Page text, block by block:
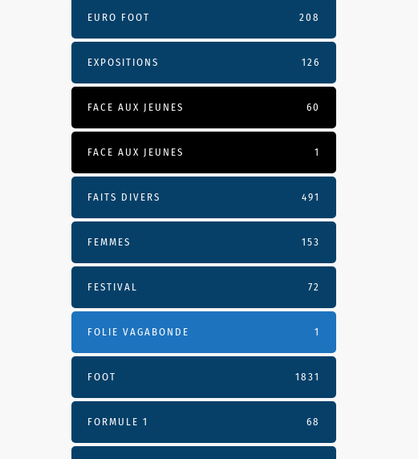
EURO FOOT 208
EXPOSITIONS 126
FACE AUX JEUNES 60
FACE AUX JEUNES 1
FAITS DIVERS 491
FEMMES 153
FESTIVAL 72
FOLIE VAGABONDE 1
FOOT 1831
FORMULE 1 68